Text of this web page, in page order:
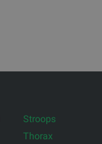
Stroops
Thorax